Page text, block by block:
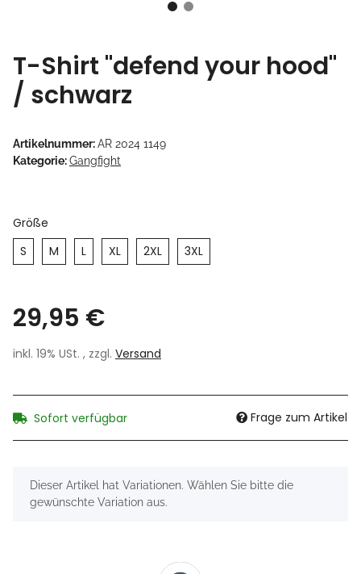
T-Shirt "defend your hood"
/ schwarz
Artikelnummer:AR 2024 1149
Kategorie:Gangfight
Größe
S
M L XL 2XL 3XL
29,95 €
inkl. 19% USt. , zzgl. Versand
Sofort verfügbar Frage zum Artikel
xDieser Artikel hat Variationen. Wählen Sie bitte die
gewünschte Variation aus.